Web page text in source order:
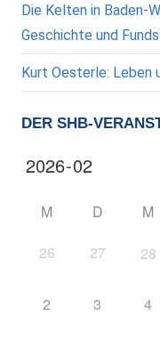
Die Kelten in Baden-
Geschichte und
Kurt Oesterle: Leben
DER SHB-
M D M
26 27 28
2 3 4